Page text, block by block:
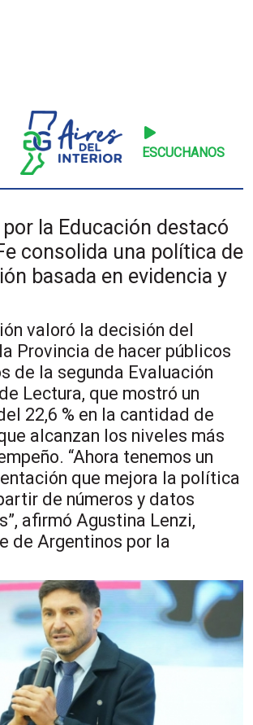
ESCUCHANOS
la Educación destacó
consolida una política de
basada en evidencia y
valoró la decisión del
Provincia de hacer públicos
de la segunda Evaluación
Lectura, que mostró un
22,6 % en la cantidad de
alcanzan los niveles más
“Ahora tenemos un
que mejora la política
de números y datos
afirmó Agustina Lenzi,
de Argentinos por la